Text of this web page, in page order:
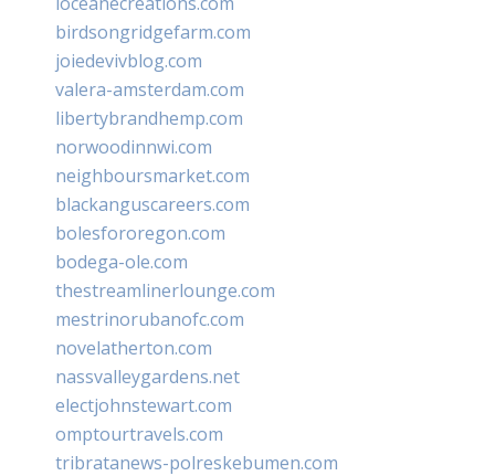
birdsongridgefarm.com
joiedevivblog.com
valera-amsterdam.com
libertybrandhemp.com
norwoodinnwi.com
neighboursmarket.com
blackanguscareers.com
bolesfororegon.com
bodega-ole.com
thestreamlinerlounge.com
mestrinorubanofc.com
novelatherton.com
nassvalleygardens.net
electjohnstewart.com
omptourtravels.com
tribratanews-polreskebumen.com